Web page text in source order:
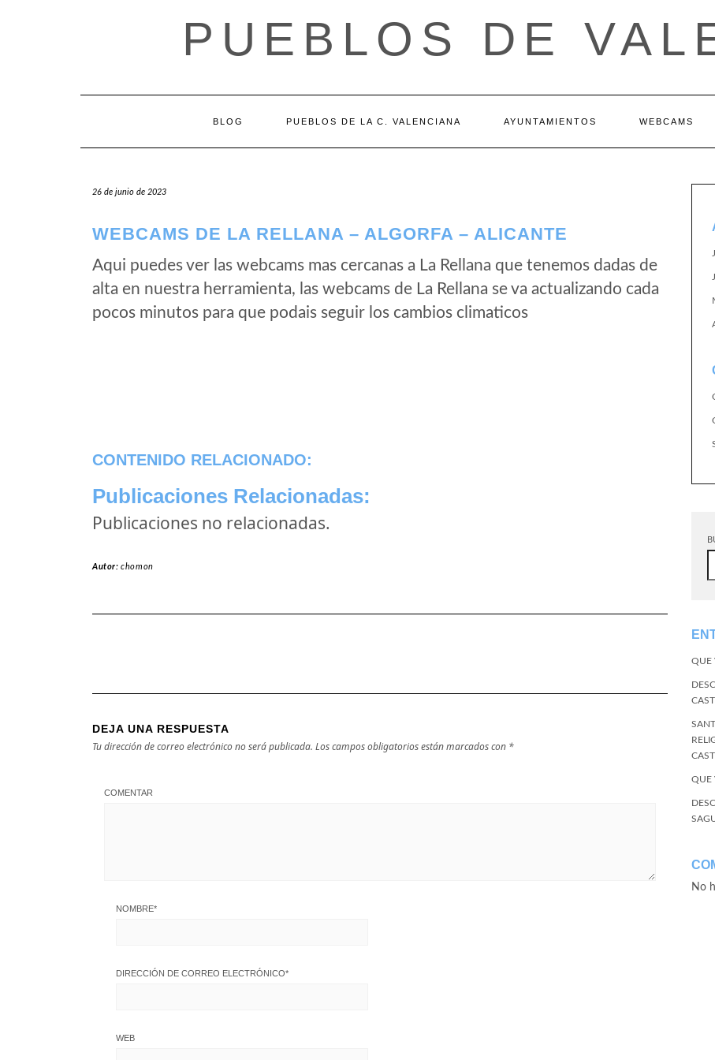
PUEBLOS DE
BLOG PUEBLOS DE LA C. VALENCIANA AYUNTAMIENTOS WEBCAMS
26 de junio de 2023
WEBCAMS DE LA RELLANA – ALGORFA – ALICANTE
Aqui puedes ver las webcams mas cercanas a La Rellana que tenemos dadas de
alta en nuestra herramienta, las webcams de La Rellana se va actualizando cada
pocos minutos para que podais seguir los cambios climaticos
CONTENIDO RELACIONADO:
Publicaciones Relacionadas:
Publicaciones no relacionadas.
Autor:chomon
DEJA UNA RESPUESTA
Tu dirección de correo electrónico no será publicada. Los campos obligatorios están marcados con *
COMENTAR
NOMBRE*
DIRECCIÓN DE CORREO ELECTRÓNICO*
WEB
QUE
QUE
No